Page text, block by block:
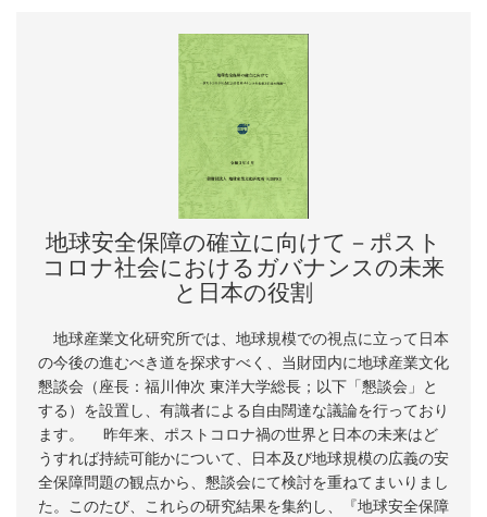
地球安全保障の確立に向けて－ポスト
コロナ社会におけるガバナンスの未来
と日本の役割
地球産業文化研究所では、地球規模での視点に立って日本
の今後の進むべき道を探求すべく、当財団内に地球産業文化
懇談会（座長：福川伸次 東洋大学総長；以下「懇談会」と
する）を設置し、有識者による自由闊達な議論を行っており
ます。 昨年来、ポストコロナ禍の世界と日本の未来はど
うすれば持続可能かについて、日本及び地球規模の広義の安
全保障問題の観点から、懇談会にて検討を重ねてまいりまし
た。このたび、これらの研究結果を集約し、『地球安全保障